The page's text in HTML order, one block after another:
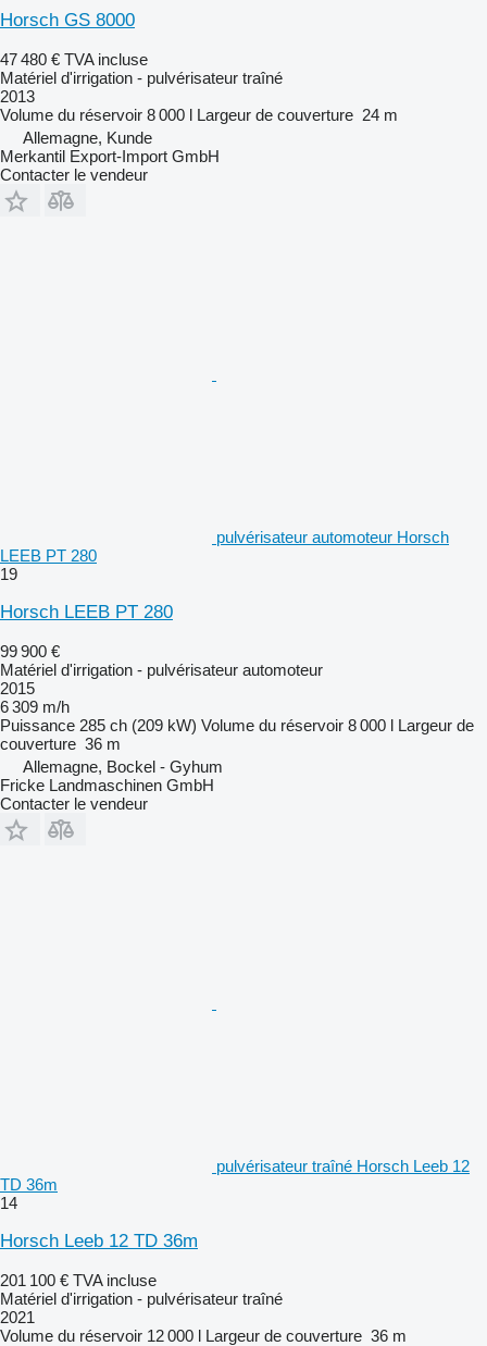
Horsch GS 8000
47 480 € TVA incluse
Matériel d'irrigation - pulvérisateur traîné
2013
Volume du réservoir 8 000 l Largeur de couverture 24 m
Allemagne, Kunde
Merkantil Export-Import GmbH
Contacter le vendeur
pulvérisateur automoteur Horsch
LEEB PT 280
19
Horsch LEEB PT 280
99 900 €
Matériel d'irrigation - pulvérisateur automoteur
2015
6 309 m/h
Puissance 285 ch (209 kW) Volume du réservoir 8 000 l Largeur de
couverture 36 m
Allemagne, Bockel - Gyhum
Fricke Landmaschinen GmbH
Contacter le vendeur
pulvérisateur traîné Horsch Leeb 12
TD 36m
14
Horsch Leeb 12 TD 36m
201 100 € TVA incluse
Matériel d'irrigation - pulvérisateur traîné
2021
Volume du réservoir 12 000 l Largeur de couverture 36 m